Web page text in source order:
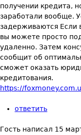
получении кредита,
заработали вообще.
задерживаются Если
вы можете просто
удаленно. Затем
сообщит об
сможет оказать
кредитования.
https://
ответить
Гость написал 15